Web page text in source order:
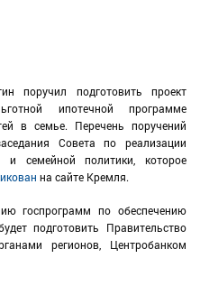
поручил подготовить проект
ипотечной программе
в семье. Перечень поручений
Совета по реализации
и семейной политики, которое
на сайте Кремля.
госпрограмм по обеспечению
подготовить Правительство
регионов, Центробанком